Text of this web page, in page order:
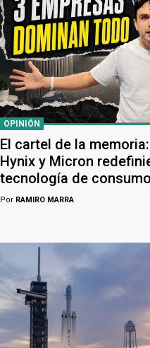
OPINIÓN
El cartel de la
Hynix y Micron
tecnología de consumo
Por RAMIRO MARRA